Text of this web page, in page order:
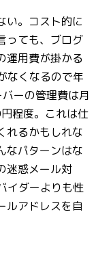
い。コスト的に
っても、ブログ
運用費が掛かる
なくなるので年
ーの管理費は月
程度。これは仕
れるかもしれな
なパターンはな
迷惑メール対
イダーよりも性
ルアドレスを自